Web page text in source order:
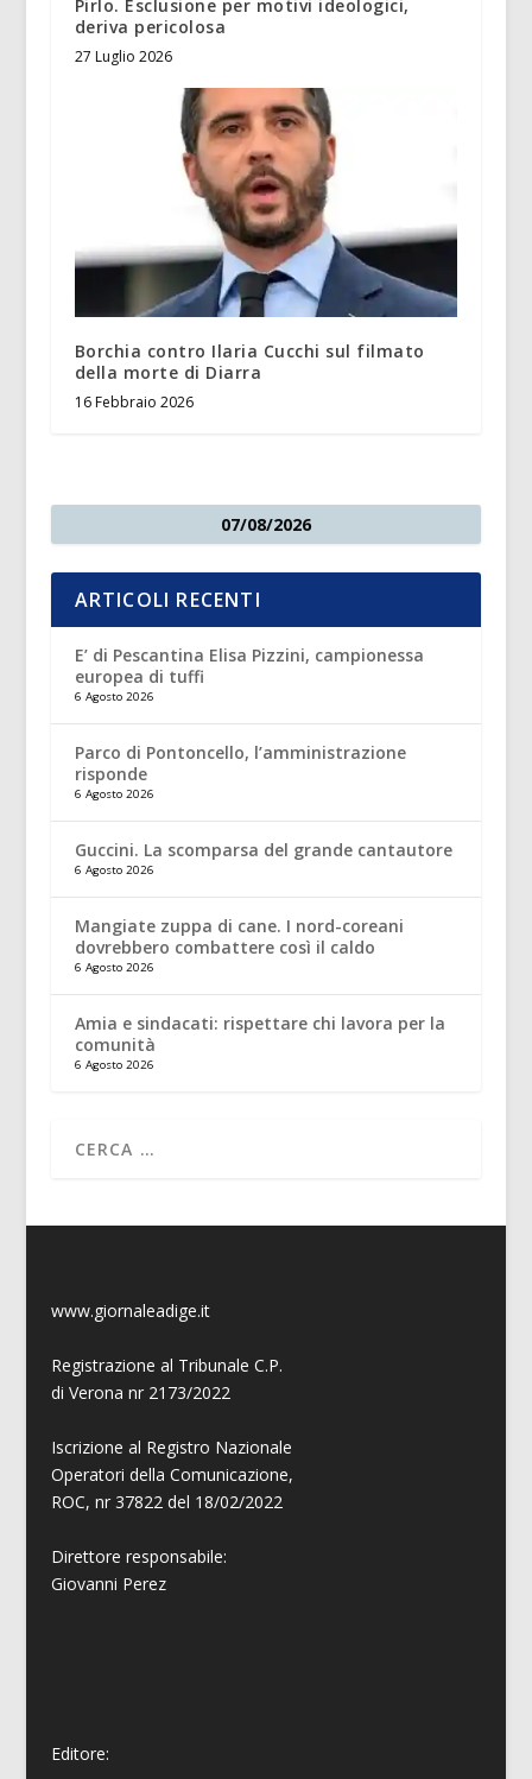
Pirlo. Esclusione per motivi ideologici,
deriva pericolosa
27 Luglio 2026
Borchia contro Ilaria Cucchi sul filmato
della morte di Diarra
16 Febbraio 2026
07/08/2026
ARTICOLI RECENTI
E’ di Pescantina Elisa Pizzini, campionessa
europea di tuffi
6 Agosto 2026
Parco di Pontoncello, l’amministrazione
risponde
6 Agosto 2026
Guccini. La scomparsa del grande cantautore
6 Agosto 2026
Mangiate zuppa di cane. I nord-coreani
dovrebbero combattere così il caldo
6 Agosto 2026
Amia e sindacati: rispettare chi lavora per la
comunità
6 Agosto 2026
www.giornaleadige.it
Registrazione al Tribunale C.P.
di Verona nr 2173/2022
Iscrizione al Registro Nazionale
Operatori della Comunicazione,
ROC, nr 37822 del 18/02/2022
Direttore responsabile:
Giovanni Perez
Editore: